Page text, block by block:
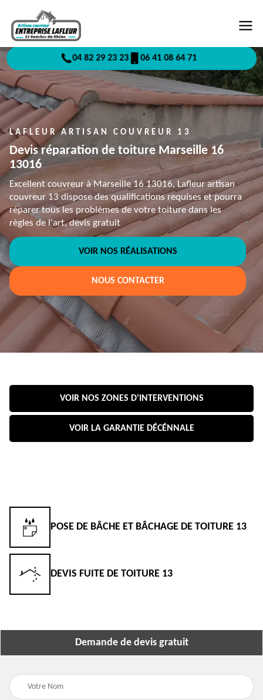
04 82 29 23 23 06 41 08 64 71
LAFLEUR ARTISAN COUVREUR 13
Devis réparation de toiture Marseille 16
13016
Excellent couvreur à Marseille 16 13016, Lafleur artisan
couvreur 13 dispose des qualifications requises et pourra
réparer tous les problèmes de votre toiture dans les
règles de l'art, devis gratuit
VOIR NOS RÉALISATIONS
NOUS CONTACTER
VOIR NOS ZONES D'INTERVENTIONS
VOIR LA GARANTIE DÉCÉNNALE
POSE DE BÂCHE ET BÂCHAGE DE TOITURE 13
DEVIS FUITE DE TOITURE 13
Demande de devis gratuit